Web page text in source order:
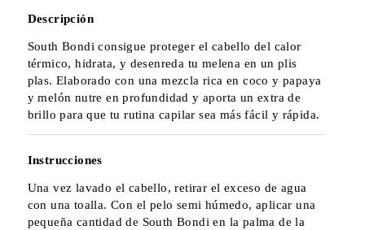
Descripción
South Bondi consigue proteger el cabello del calor
térmico, hidrata, y desenreda tu melena en un plis
plas. Elaborado con una mezcla rica en coco y papaya
y melón nutre en profundidad y aporta un extra de
brillo para que tu rutina capilar sea más fácil y rápida.
Instrucciones
Una vez lavado el cabello, retirar el exceso de agua
con una toalla. Con el pelo semi húmedo, aplicar una
pequeña cantidad de South Bondi en la palma de la